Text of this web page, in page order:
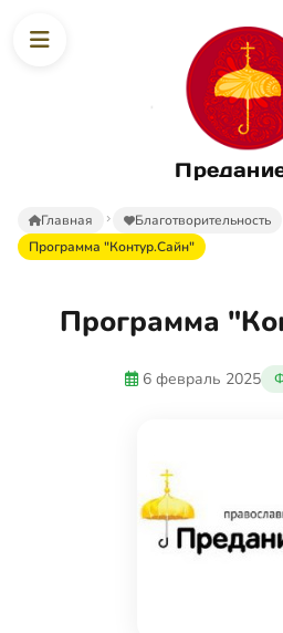
Главная Благотворительность
Программа "Контур.Сайн"
Программа
6 февраль 2025